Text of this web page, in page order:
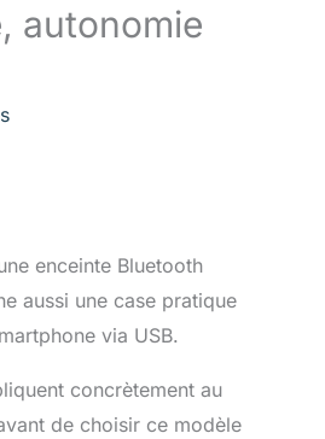
autonomie
enceinte Bluetooth
aussi une case pratique
via USB.
concrètement au
de choisir ce modèle